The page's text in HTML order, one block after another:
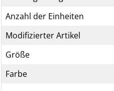
Anzahl der Einheiten
Modifizierter Artikel
Größe
Farbe